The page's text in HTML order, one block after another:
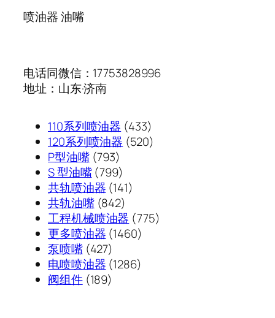
喷油器 油嘴
电话同微信：17753828996
地址：山东·济南
110系列喷油器 433433
个
120系列喷油器 520520
P型油嘴 793793
个
产
品
S 型油嘴 799799
个
产
品
共轨喷油器 141141
产
品
共轨油嘴 842842
个
产
工程机械喷油器 775775
更多喷油器 14601460
产
泵喷嘴 427427
个
产
电喷喷油器 12861286
阀组件 189189